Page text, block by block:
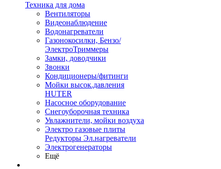
Техника для дома
Вентиляторы
Видеонаблюдение
Водонагреватели
Газонокосилки, Бензо/
ЭлектроТриммеры
Замки, доводчики
Звонки
Кондиционеры/фитинги
Мойки высок.давления
HUTER
Насосное оборудование
Снегоуборочная техника
Увлажнители, мойки воздуха
Электро газовые плиты
Редукторы Эл.нагреватели
Электрогенераторы
Ещё